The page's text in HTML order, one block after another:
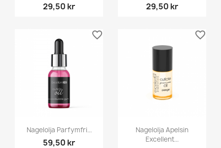
29,50 kr 29,50 kr
Nagelolja Parfymfri...
59,50 kr
favorite_border
Nagelolja Apelsin
Excellent...
favorite_border